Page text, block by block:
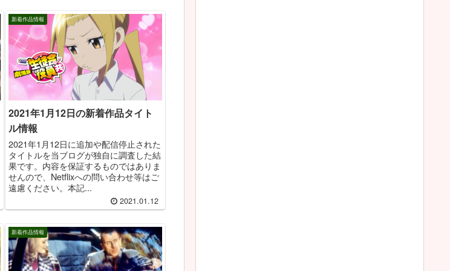
新着作品情報
2021年1月12日の新着作品タイト
ル情報
2021年1月12日に追加や配信停止された
タイトルを当ブログが独自に調査した結
果です。内容を保証するものではありま
せんので、Netflixへの問い合わせ等はご
遠慮ください。本記...
2021.01.12
新着作品情報